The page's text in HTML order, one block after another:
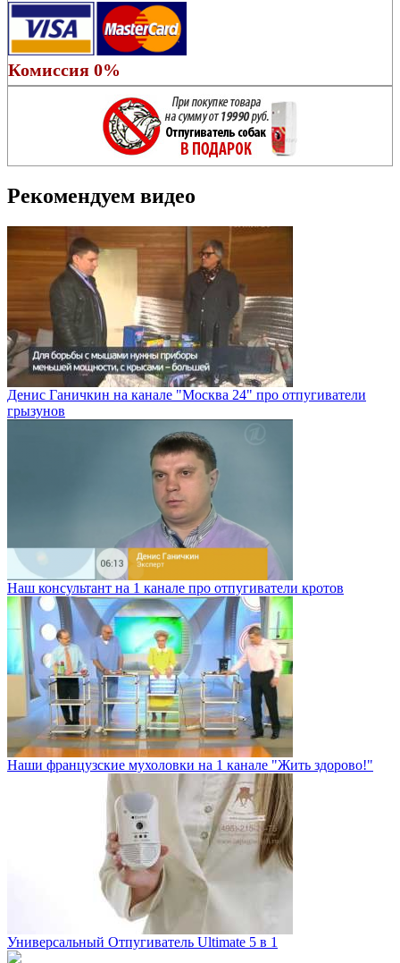
Комиссия 0%
Рекомендуем видео
Денис Ганичкин на канале "Москва 24" про отпугиватели
грызунов
Наш консультант на 1 канале про отпугиватели кротов
Наши французские мухоловки на 1 канале "Жить здорово!"
Универсальный Отпугиватель Ultimate 5 в 1